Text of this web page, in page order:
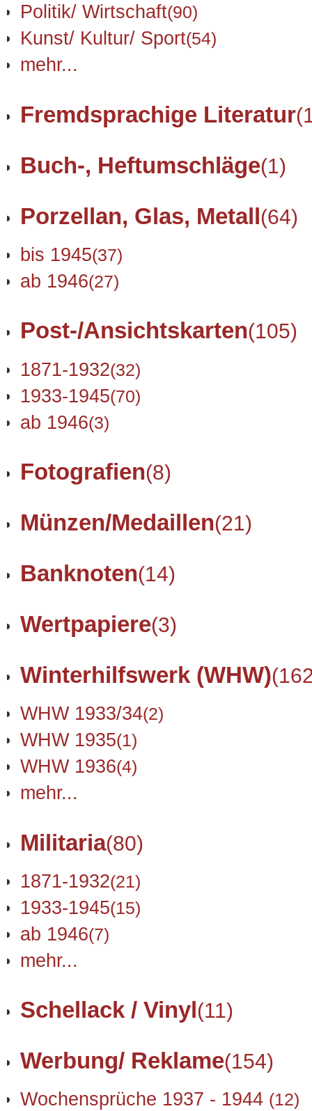
Politik/ Wirtschaft(90)
Kunst/ Kultur/ Sport(54)
mehr...
Fremdsprachige Literatur
Buch-, Heftumschläge(1)
Porzellan, Glas, Metall(64)
bis 1945(37)
ab 1946(27)
Post-/Ansichtskarten(105)
1871-1932(32)
1933-1945(70)
ab 1946(3)
Fotografien(8)
Münzen/Medaillen(21)
Banknoten(14)
Wertpapiere(3)
Winterhilfswerk (WHW)
WHW 1933/34(2)
WHW 1935(1)
WHW 1936(4)
mehr...
Militaria(80)
1871-1932(21)
1933-1945(15)
ab 1946(7)
mehr...
Schellack / Vinyl(11)
Werbung/ Reklame(154)
Wochensprüche 1937 - 1944 (12)